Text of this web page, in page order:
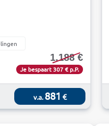
1.188 €
Je bespaart 307 € p.P.
v.a. 881 €